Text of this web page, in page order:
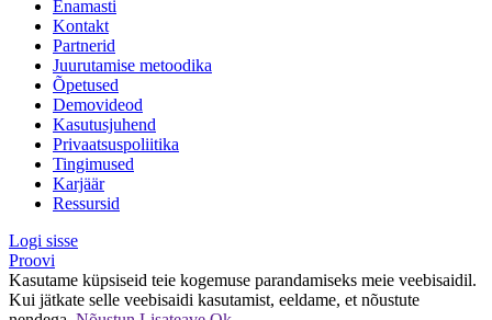
Enamasti
Kontakt
Partnerid
Juurutamise metoodika
Õpetused
Demovideod
Kasutusjuhend
Privaatsuspoliitika
Tingimused
Karjäär
Ressursid
Logi sisse
Proovi
Kasutame küpsiseid teie kogemuse parandamiseks meie veebisaidil.
Kui jätkate selle veebisaidi kasutamist, eeldame, et nõustute